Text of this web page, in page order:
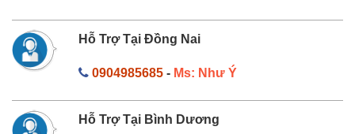
Hỗ Trợ Tại Đồng Nai
0904985685- Ms: Như Ý
Hỗ Trợ Tại Bình Dương